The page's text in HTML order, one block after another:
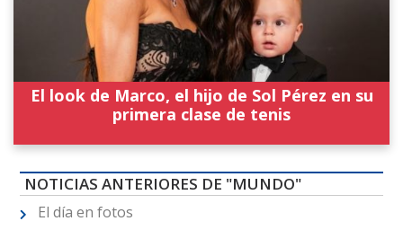
El look de Marco, el hijo de Sol Pérez en su
primera clase de tenis
NOTICIAS ANTERIORES DE "MUNDO"
El día en fotos